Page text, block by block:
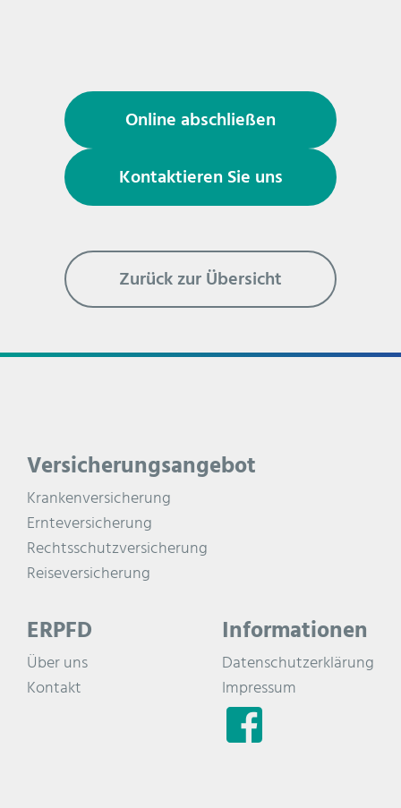
Online abschließen
Kontaktieren Sie uns
Zurück zur Übersicht
Versicherungsangebot
Krankenversicherung
Ernteversicherung
Rechtsschutzversicherung
Reiseversicherung
ERPFD
Über uns
Kontakt
Informationen
Datenschutzerklärung
Impressum